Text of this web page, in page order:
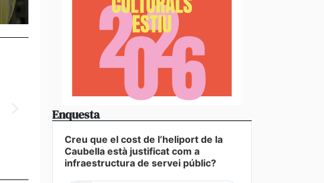
Emplaçat el segon equip de perforació per a iniciar el
del túnel de Rocafort de Sant Julià
Enquesta
Creu que el cost de l’heliport de la
Caubella està justificat com a
infraestructura de servei públic?